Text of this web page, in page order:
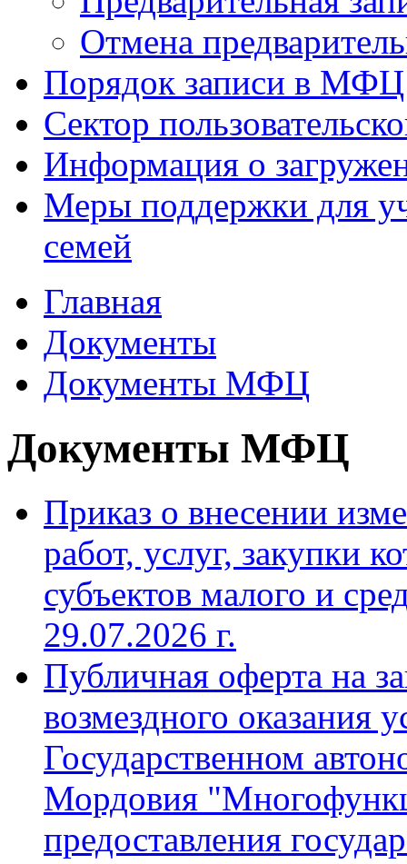
Отмена
Порядок записи в МФЦ
Сектор
Информация о
Меры поддержки для
семей
Главная
Документы
Документы МФЦ
Документы МФЦ
Приказ о внесении
работ, услуг, закупки
субъектов малого и
29.07.2026 г.
Публичная оферта на
возмездного оказания
Государственном
Мордовия
предоставления